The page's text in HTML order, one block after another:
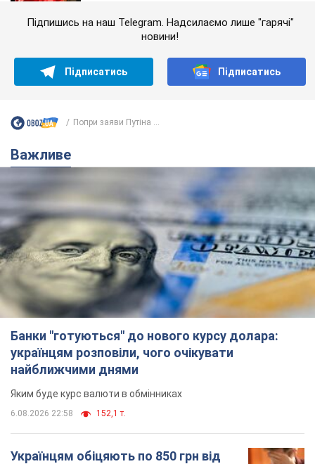
Підпишись на наш Telegram. Надсилаємо лише "гарячі"
новини!
Підписатись Підписатись
Попри заяви Путіна ...
Важливе
Банки "готуються" до нового курсу долара:
українцям розповіли, чого очікувати
найближчими днями
Яким буде курс валюти в обмінниках
6.08.2026 22:58 152,1 т.
Українцям обіцяють по 850 грн від